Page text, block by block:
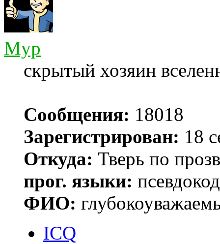
Myp
скрытый хозяин
Сообщения: 18018
Зарегистрирован: 18
Откуда: Тверь по
прог. языки:
ФИО:
ICQ